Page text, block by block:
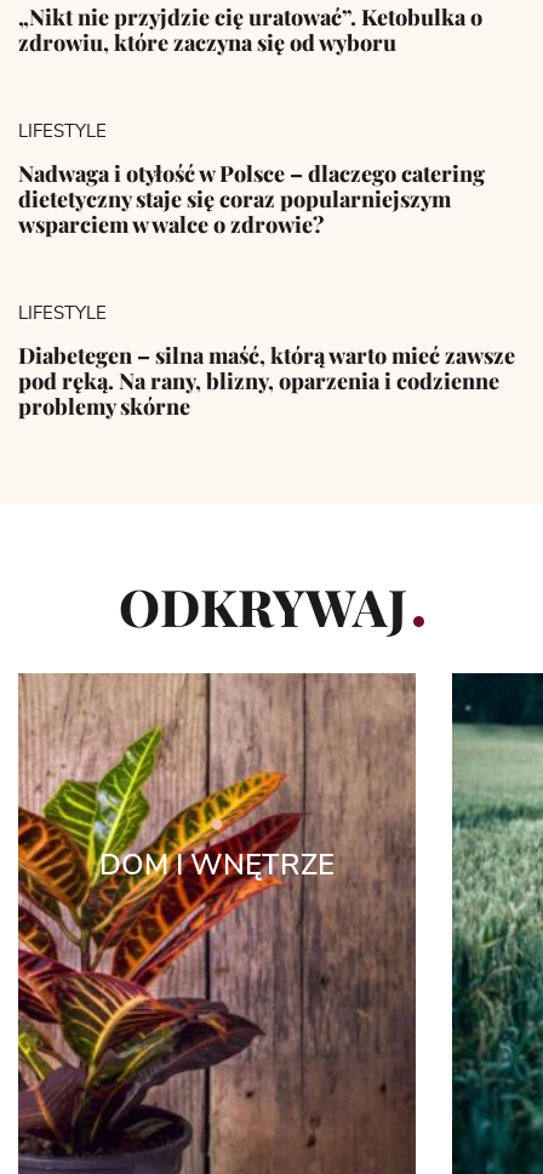
„Nikt nie przyjdzie cię uratować”. Ketobulka o
zdrowiu, które zaczyna się od wyboru
LIFESTYLE
Nadwaga i otyłość w Polsce – dlaczego catering
dietetyczny staje się coraz popularniejszym
wsparciem w walce o zdrowie?
LIFESTYLE
Diabetegen – silna maść, którą warto mieć zawsze
pod ręką. Na rany, blizny, oparzenia i codzienne
problemy skórne
ODKRYWAJ
DOM I WNĘTRZE